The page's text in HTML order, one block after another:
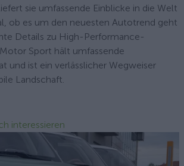
sie umfassende Einblicke in die Welt
ob es um den neuesten Autotrend geht
Details zu High-Performance-
Sport hält umfassende
und ist ein verlässlicher Wegweiser
Landschaft.
interessieren